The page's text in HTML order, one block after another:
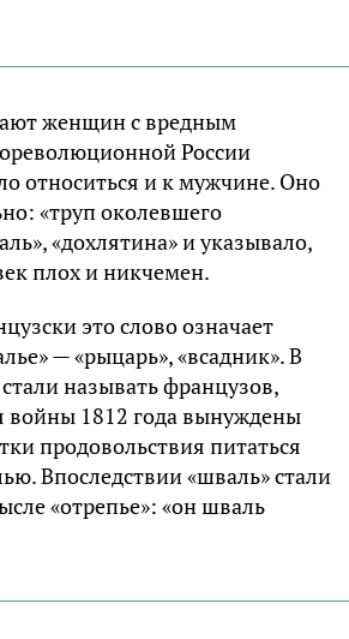
женщин с вредным
России
относиться и к мужчине. Оно
«труп околевшего
«дохлятина» и указывало,
плох и никчемен.
это слово означает
— «рыцарь», «всадник». В
называть французов,
войны 1812 года вынуждены
продовольствия питаться
Впоследствии «шваль» стали
«отрепье»: «он шваль